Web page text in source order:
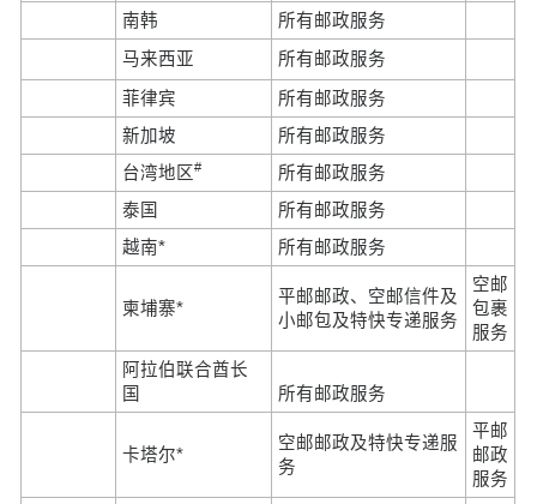
南韩
所有邮政服务
马来西亚
所有邮政服务
菲律宾
所有邮政服务
新加坡
所有邮政服务
台湾地区#
所有邮政服务
泰国
所有邮政服务
越南*
所有邮政服务
柬埔寨*
平邮邮政、空邮信件及
小邮包及特快专递服务
空邮
包裹
服务
阿拉伯联合酋长
国
所有邮政服务
卡塔尔*
空邮邮政及特快专递服
务
平邮
邮政
服务